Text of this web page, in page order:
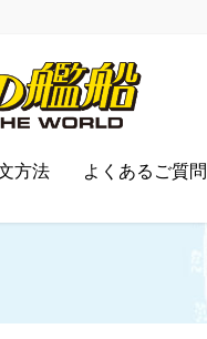
方法 よくあるご質問